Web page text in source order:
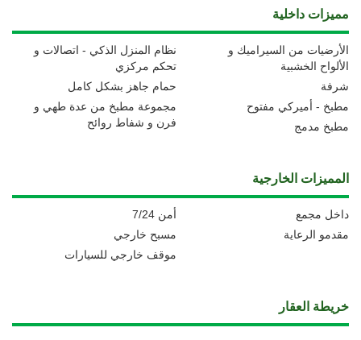
مميزات داخلية
نظام المنزل الذكي - اتصالات و
تحكم مركزي
الأرضيات من السيراميك و
الألواح الخشبية
حمام جاهز بشكل كامل
شرفة
مجموعة مطبخ من عدة طهي و
فرن و شفاط روائح
مطبخ - أميركي مفتوح
مطبخ مدمج
المميزات الخارجية
أمن 7/24
داخل مجمع
مسبح خارجي
مقدمو الرعاية
موقف خارجي للسيارات
خريطة العقار